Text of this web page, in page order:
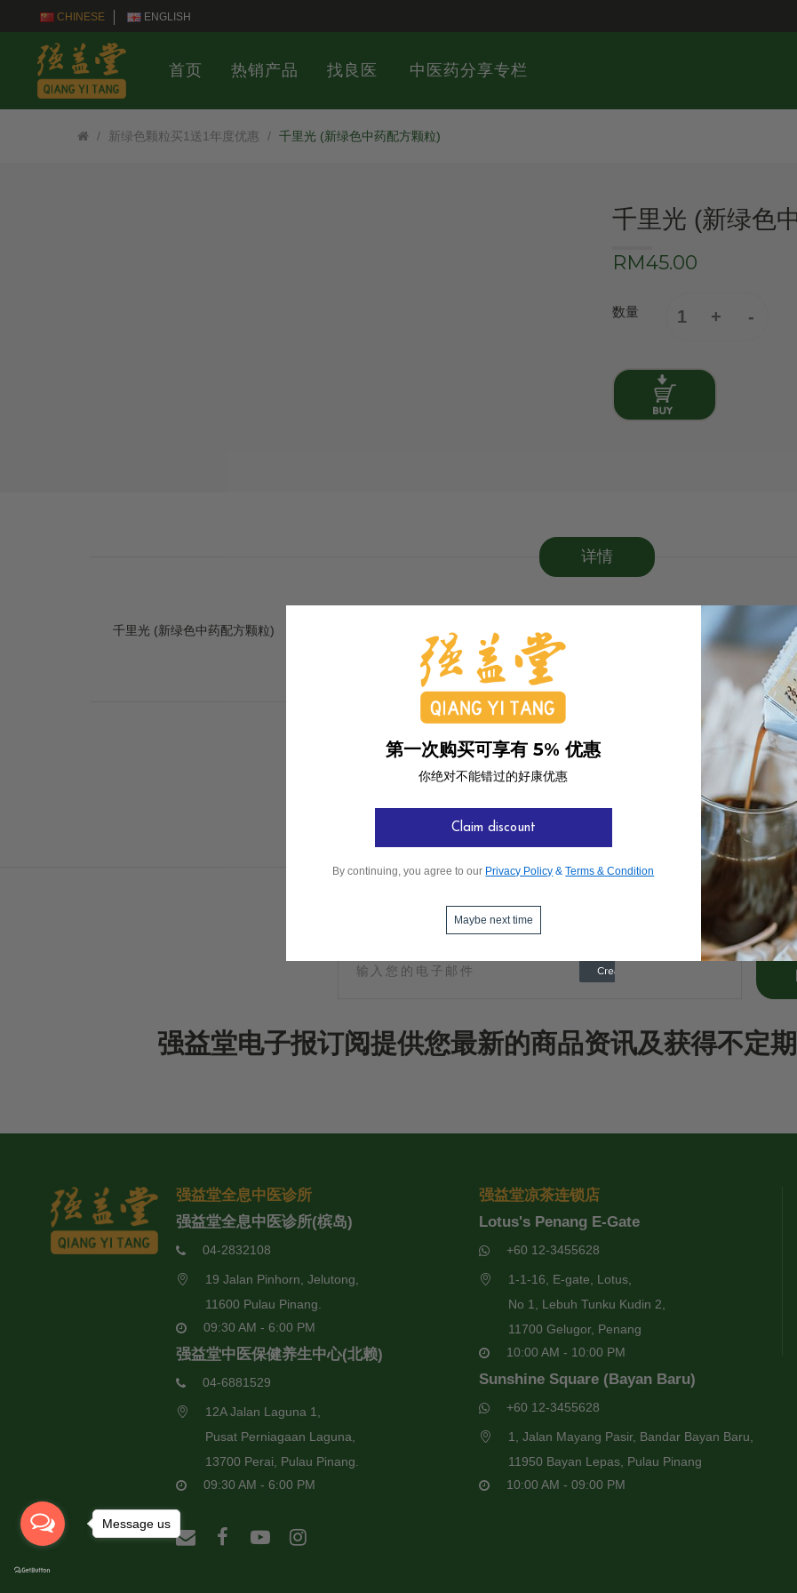
CHINESE ENGLISH
首页 热销产品 找良医 中医药分享专栏
新绿色颗粒买1送1年度优惠 千里光 (新绿色中药配方颗粒)
千里光 (新绿色
RM45.00
数量
详情
千里光 (新绿色中药配方颗粒)
强益堂电子报订阅提供您最新的商品资讯及获得不定
强益堂全息中医诊所
强益堂全息中医诊所(槟岛)
04-2832108
19 Jalan Pinhorn, Jelutong,
11600 Pulau Pinang.
09:30 AM - 6:00 PM
强益堂中医保健养生中心(北赖)
04-6881529
12A Jalan Laguna 1,
Pusat Perniagaan Laguna,
13700 Perai, Pulau Pinang.
09:30 AM - 6:00 PM
强益堂凉茶连锁店
Lotus's Penang E-Gate
+60 12-3455628
1-1-16, E-gate, Lotus,
No 1, Lebuh Tunku Kudin 2,
11700 Gelugor, Penang
10:00 AM - 10:00 PM
Sunshine Square (Bayan Baru)
+60 12-3455628
1, Jalan Mayang Pasir, Bandar Bayan Baru,
11950 Bayan Lepas, Pulau Pinang
10:00 AM - 09:00 PM
Message us
第一次购买可享有 5% 优惠
你绝对不能错过的好康优惠
Claim discount
By continuing, you agree to our Privacy Policy &Terms & Condition
Maybe next time